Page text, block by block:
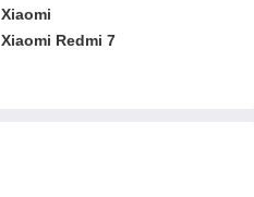
Xiaomi
Xiaomi Redmi 7